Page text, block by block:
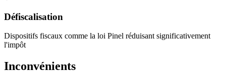
Défiscalisation
Dispositifs fiscaux comme la loi Pinel réduisant significativement
l'impôt
Inconvénients